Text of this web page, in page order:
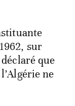
sur
que
ne